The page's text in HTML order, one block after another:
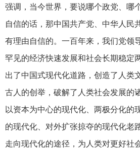
强调，当今世界，要说哪个政党、哪
自信的话，那中国共产党、中华人民
有理由自信的。一百年来，我们党领
罕见的经济快速发展和社会长期稳定
出了中国式现代化道路，创造了人类
古人的创举，破解了人类社会发展的
以资本为中心的现代化、两极分化的
的现代化、对外扩张掠夺的现代化老
走向现代化的途径，为人类对更好社